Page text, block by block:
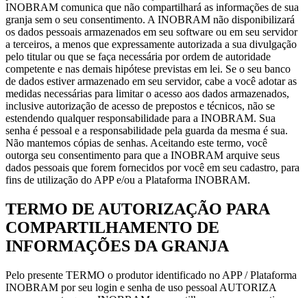
INOBRAM comunica que não compartilhará as informações de sua
granja sem o seu consentimento. A INOBRAM não disponibilizará
os dados pessoais armazenados em seu software ou em seu servidor
a terceiros, a menos que expressamente autorizada a sua divulgação
pelo titular ou que se faça necessária por ordem de autoridade
competente e nas demais hipótese previstas em lei. Se o seu banco
de dados estiver armazenado em seu servidor, cabe a você adotar as
medidas necessárias para limitar o acesso aos dados armazenados,
inclusive autorização de acesso de prepostos e técnicos, não se
estendendo qualquer responsabilidade para a INOBRAM. Sua
senha é pessoal e a responsabilidade pela guarda da mesma é sua.
Não mantemos cópias de senhas. Aceitando este termo, você
outorga seu consentimento para que a INOBRAM arquive seus
dados pessoais que forem fornecidos por você em seu cadastro, para
fins de utilização do APP e/ou a Plataforma INOBRAM.
TERMO DE AUTORIZAÇÃO PARA
COMPARTILHAMENTO DE
INFORMAÇÕES DA GRANJA
Pelo presente TERMO o produtor identificado no APP / Plataforma
INOBRAM por seu login e senha de uso pessoal AUTORIZA